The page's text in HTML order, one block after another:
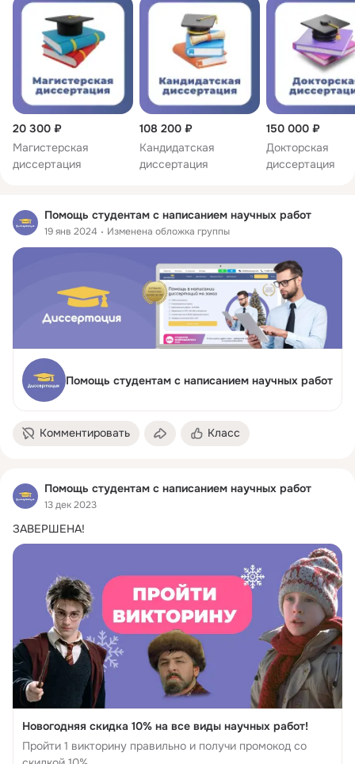
20 300 ₽
Магистерская
диссертация
108 200 ₽
Кандидатская
диссертация
150 000 ₽
Докторская
диссертация
Помощь студентам с написанием научных работ
19 янв 2024 Изменена обложка группы
Помощь студентам с написанием научных работ
Комментировать Класс
Помощь студентам с написанием научных работ
13 дек 2023
ЗАВЕРШЕНА!
Новогодняя скидка 10% на все виды научных работ!
Пройти 1 викторину правильно и получи промокод со